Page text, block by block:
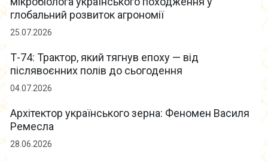
глобальний розвиток агрономії
25.07.2026
Т-74: Трактор, який тягнув епоху — від
післявоєнних полів до сьогодення
04.07.2026
Архітектор українського зерна: Феномен Василя
Ремесла
28.06.2026